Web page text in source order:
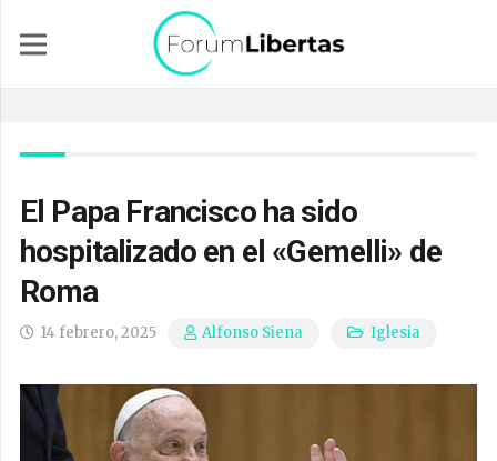
El Papa Francisco ha sido
hospitalizado en el «Gemelli» de
Roma
14 febrero, 2025 Alfonso Siena Iglesia